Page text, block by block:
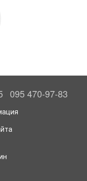
095 470-97-83